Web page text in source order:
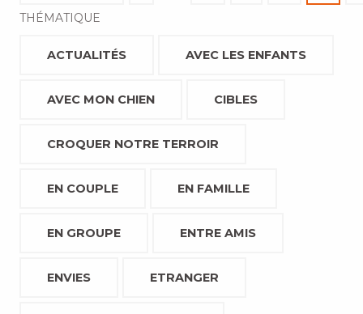
THÉMATIQUE
ACTUALITÉS AVEC LES ENFANTS
AVEC MON CHIEN CIBLES
CROQUER NOTRE TERROIR
EN COUPLE EN FAMILLE
EN GROUPE ENTRE AMIS
ENVIES ETRANGER